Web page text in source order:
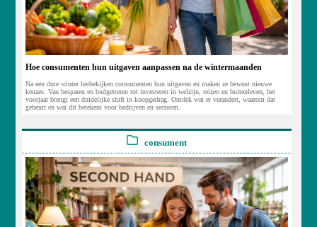
Hoe consumenten hun uitgaven aanpassen na de wintermaanden
Na een dure winter herbekijken consumenten hun uitgaven en maken ze bewust nieuwe
keuzes. Van besparen en budgetteren tot investeren in welzijn, reizen en buitenleven, het
voorjaar brengt een duidelijke shift in koopgedrag. Ontdek wat er verandert, waarom dat
gebeurt en wat dit betekent voor bedrijven en sectoren.
consument